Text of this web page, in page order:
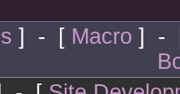
] - [ Macro ] -